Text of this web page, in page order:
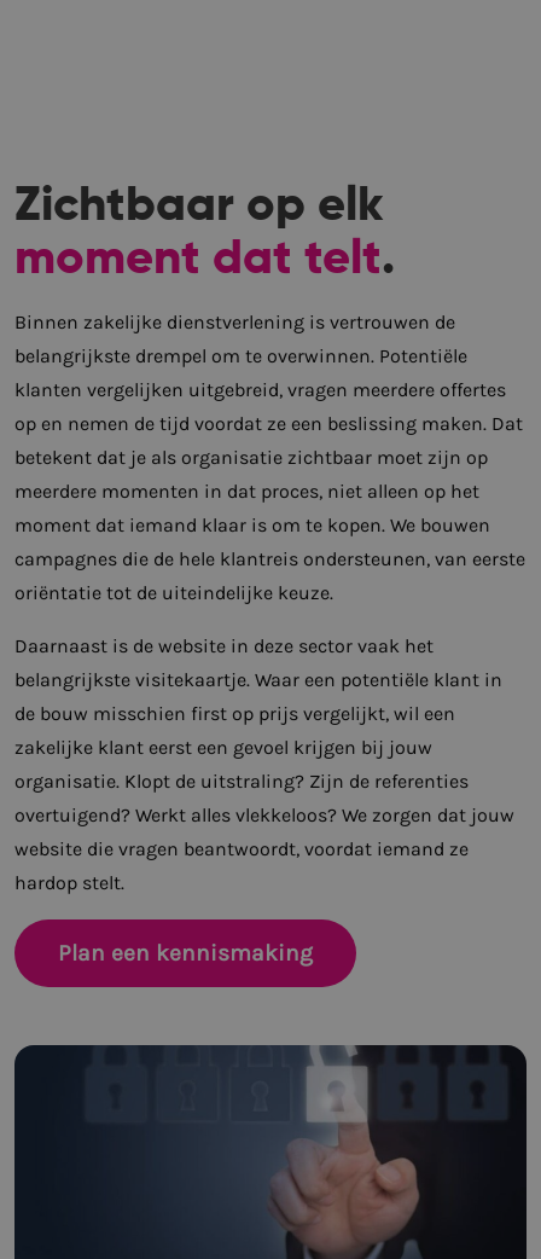
Zichtbaar op elk
moment dat telt.
Binnen zakelijke dienstverlening is vertrouwen de
belangrijkste drempel om te overwinnen. Potentiële
klanten vergelijken uitgebreid, vragen meerdere offertes
op en nemen de tijd voordat ze een beslissing maken. Dat
betekent dat je als organisatie zichtbaar moet zijn op
meerdere momenten in dat proces, niet alleen op het
moment dat iemand klaar is om te kopen. We bouwen
campagnes die de hele klantreis ondersteunen, van eerste
oriëntatie tot de uiteindelijke keuze.
Daarnaast is de website in deze sector vaak het
belangrijkste visitekaartje. Waar een potentiële klant in
de bouw misschien first op prijs vergelijkt, wil een
zakelijke klant eerst een gevoel krijgen bij jouw
organisatie. Klopt de uitstraling? Zijn de referenties
overtuigend? Werkt alles vlekkeloos? We zorgen dat jouw
website die vragen beantwoordt, voordat iemand ze
hardop stelt.
Plan een kennismaking